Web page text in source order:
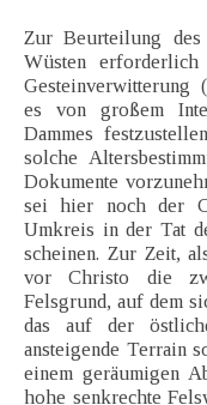
Zur Beurteilung des
Wüsten
Gesteinverwitterung
es von großem
Dammes
solche
Dokumente
sei hier noch der
Umkreis in der Tat
scheinen. Zur Zeit,
vor Christo die
Felsgrund, auf dem
das auf der
ansteigende Terrain
einem geräumigen
hohe senkrechte